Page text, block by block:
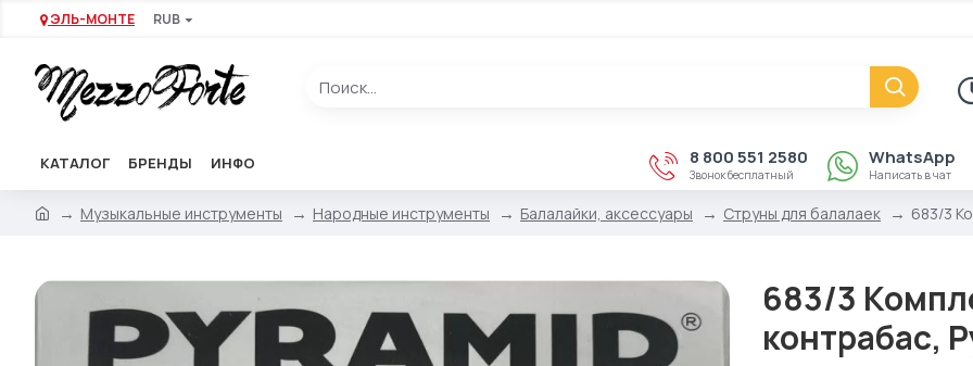
ЭЛЬ-МОНТЕ RUB
КАТАЛОГ БРЕНДЫ ИНФО 8 800 551 2580
Звонок бесплатный
WhatsApp
Написать в чат
Музыкальные инструменты Народные инструменты Балалайки, аксессуары Струны для балалаек 683/3
683/3
контрабас,